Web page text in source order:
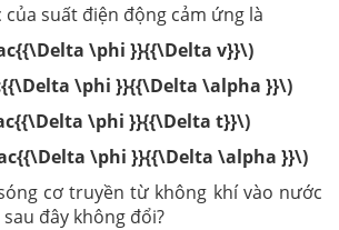
của suất điện động cảm ứng là
\phi }}{{\Delta v}}\)
\phi }}{{\Delta \alpha }}\)
\phi }}{{\Delta t}}\)
\phi }}{{\Delta \alpha }}\)
cơ truyền từ không khí vào nước
đây không đổi?